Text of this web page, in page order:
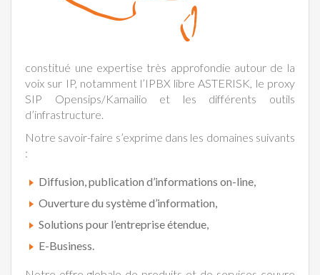
constitué une expertise très approfondie autour de la
voix sur IP, notamment l’IPBX libre ASTERISK, le proxy
SIP Opensips/Kamailio et les différents outils
d’infrastructure.
Notre savoir-faire s’exprime dans les domaines suivants
:
Diffusion, publication d’informations on-line,
Ouverture du système d’information,
Solutions pour l’entreprise étendue,
E-Business.